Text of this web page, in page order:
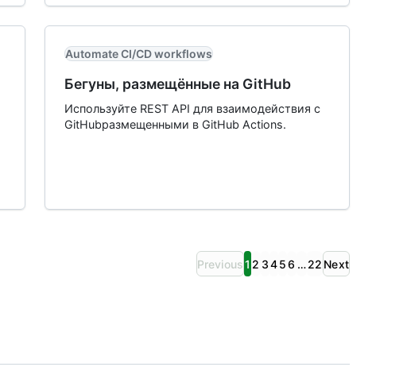
Automate CI/CD workflows
Бегуны, размещённые на GitHub
Используйте REST API для взаимодействия с
GitHubразмещенными в GitHub Actions.
Previous1 2 3456 …22 Next